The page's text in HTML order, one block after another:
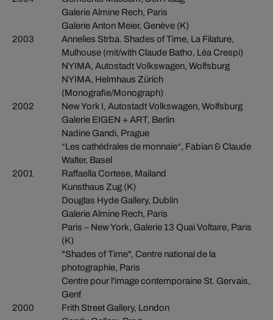
Galerie Almine Rech, Paris
Galerie Anton Meier, Genève (K)
2003
Annelies Strba. Shades of Time, La Filature,
Mulhouse (mit/with Claude Batho, Léa Crespi)
NYIMA, Autostadt Volkswagen, Wolfsburg
NYIMA, Helmhaus Zürich
(Monografie/Monograph)
2002
New York I, Autostadt Volkswagen, Wolfsburg
Galerie EIGEN + ART, Berlin
Nadine Gandi, Prague
“Les cathédrales de monnaie“, Fabian & Claude
Walter, Basel
2001
Raffaella Cortese, Mailand
Kunsthaus Zug (K)
Douglas Hyde Gallery, Dublin
Galerie Almine Rech, Paris
Paris – New York, Galerie 13 Quai Voltaire, Paris
(K)
"Shades of Time", Centre national de la
photographie, Paris
Centre pour l'image contemporaine St. Gervais,
Genf
2000
Frith Street Gallery, London